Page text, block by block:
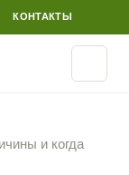
КОНТАКТЫ
и когда